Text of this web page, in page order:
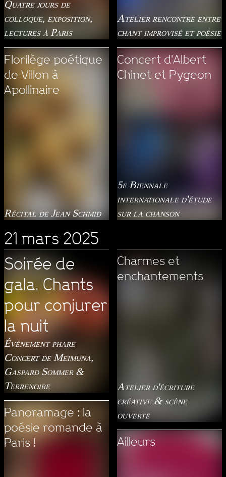
Quatre jours de
colloque, exposition,
lectures à Paris
Florilège poétique
de Villon à
Apollinaire
Récital de Jean Schmid
Atelier rencontre entre
chant improvisé et poésie
Concert d'Albert
Chinet et Pygeon
5e Biennale
internationale d'étude
sur la chanson
21 mars 2025
Soirée de
gala. Chants
pour conjurer
la nuit
Événement phare
Concert de Meimuna,
Gaspard Sommer &
Terrenoire
Panoramage : la
poésie romande à
Paris !
Charmes et
enchantements
Atelier d'écriture
créative & scène
ouverte
Ailleurs